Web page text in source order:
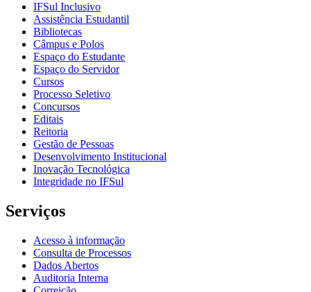
IFSul Inclusivo
Assistência Estudantil
Bibliotecas
Câmpus e Polos
Espaço do Estudante
Espaço do Servidor
Cursos
Processo Seletivo
Concursos
Editais
Reitoria
Gestão de Pessoas
Desenvolvimento Institucional
Inovação Tecnológica
Integridade no IFSul
Serviços
Acesso à informação
Consulta de Processos
Dados Abertos
Auditoria Interna